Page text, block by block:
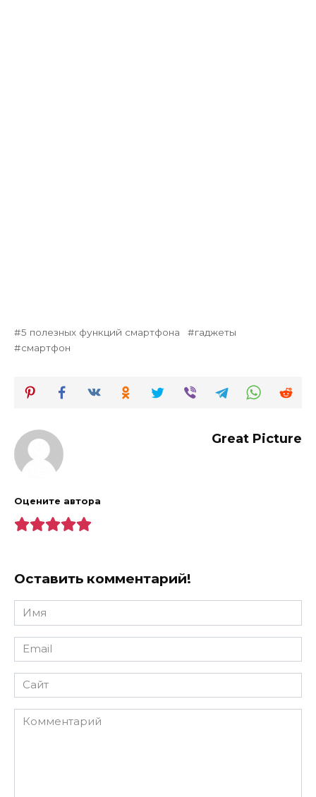
5 полезных функций смартфона
гаджеты
смартфон
Great Picture
Оцените автора
Оставить комментарий!
Имя
*
Email
*
Сайт
Комментарий